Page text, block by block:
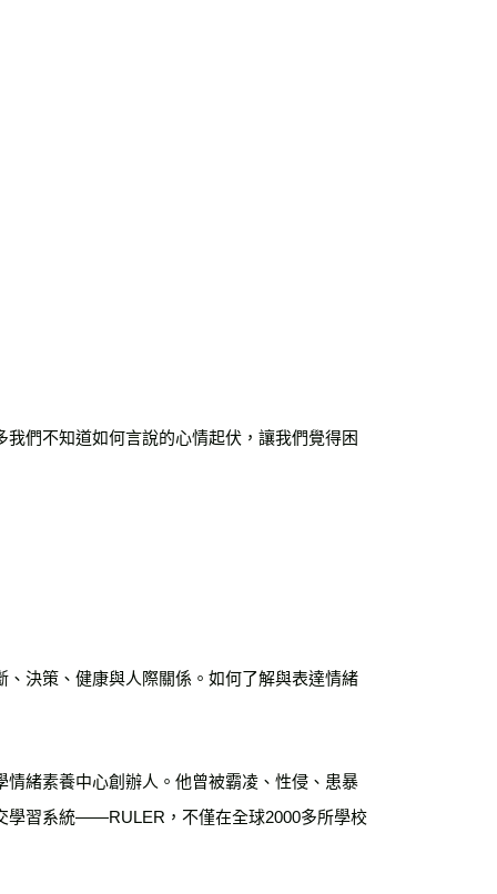
們不知道如何言說的心情起伏，讓我們覺得困
決策、健康與人際關係。如何了解與表達情緒
緒素養中心創辦人。他曾被霸凌、性侵、患暴
學習系統——RULER，不僅在全球2000多所學校